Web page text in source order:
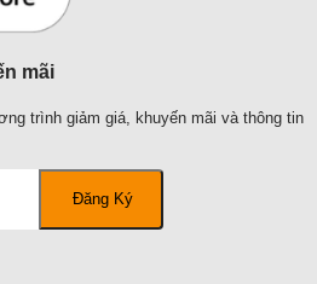
mãi
trình giảm giá, khuyến mãi và thông tin